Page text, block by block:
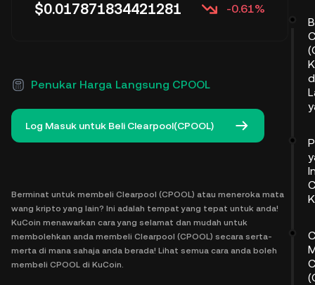
$0.017871834421281 -0.61%
Penukar Harga Langsung CPOOL
Log Masuk untuk Beli Clearpool(CPOOL)
Berminat untuk membeli Clearpool (CPOOL) atau meneroka mata
wang kripto yang lain? Ini adalah tempat yang tepat untuk anda!
KuCoin menawarkan cara yang selamat dan mudah untuk
membolehkan anda membeli Clearpool (CPOOL) secara serta-
merta di mana sahaja anda berada! Lihat semua cara anda boleh
membeli CPOOL di KuCoin.